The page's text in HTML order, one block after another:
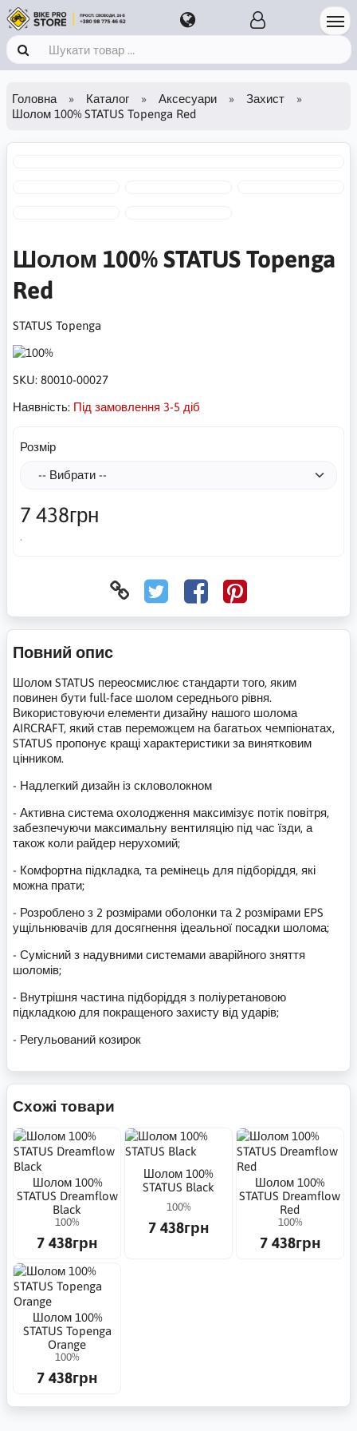
Головна Каталог Аксесуари
Захист
Шолом 100% STATUS Topenga Red
Шолом 100% STATUS Topenga
Red
STATUS Topenga
SKU: 80010-00027
Наявність: Під замовлення 3-5 діб
Розмір
7 438грн
.
Повний опис
Шолом STATUS переосмислює стандарти того, яким
повинен бути full-face шолом середнього рівня.
Використовуючи елементи дизайну нашого шолома
AIRCRAFT, який став переможцем на багатьох чемпіонатах,
STATUS пропонує кращі характеристики за винятковим
цінником.
- Надлегкий дизайн із скловолокном
- Активна система охолодження максимізує потік повітря,
забезпечуючи максимальну вентиляцію під час їзди, а
також коли райдер нерухомий;
- Комфортна підкладка, та ремінець для підборіддя, які
можна прати;
- Розроблено з 2 розмірами оболонки та 2 розмірами EPS
ущільнювачів для досягнення ідеальної посадки шолома;
- Сумісний з надувними системами аварійного зняття
шоломів;
- Внутрішня частина підборіддя з поліуретановою
підкладкою для покращеного захисту від ударів;
- Регульований козирок
Схожі товари
Шолом 100%
STATUS Dreamflow
Black
100%
7 438грн
Шолом 100%
STATUS Black
100%
7 438грн
Шолом 100%
STATUS Dreamflow
Red
100%
7 438грн
Шолом 100%
STATUS Topenga
Orange
100%
7 438грн